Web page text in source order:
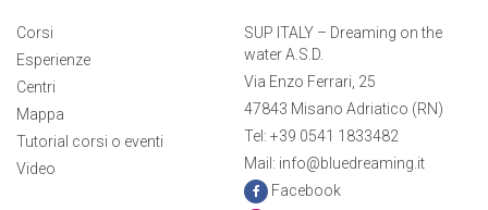
Corsi
Esperienze
Centri
Mappa
Tutorial corsi o eventi
Video
SUP ITALY – Dreaming on the
water A.S.D.
Via Enzo Ferrari, 25
47843 Misano Adriatico (RN)
Tel: +39 0541 1833482
Mail: info@bluedreaming.it
Facebook